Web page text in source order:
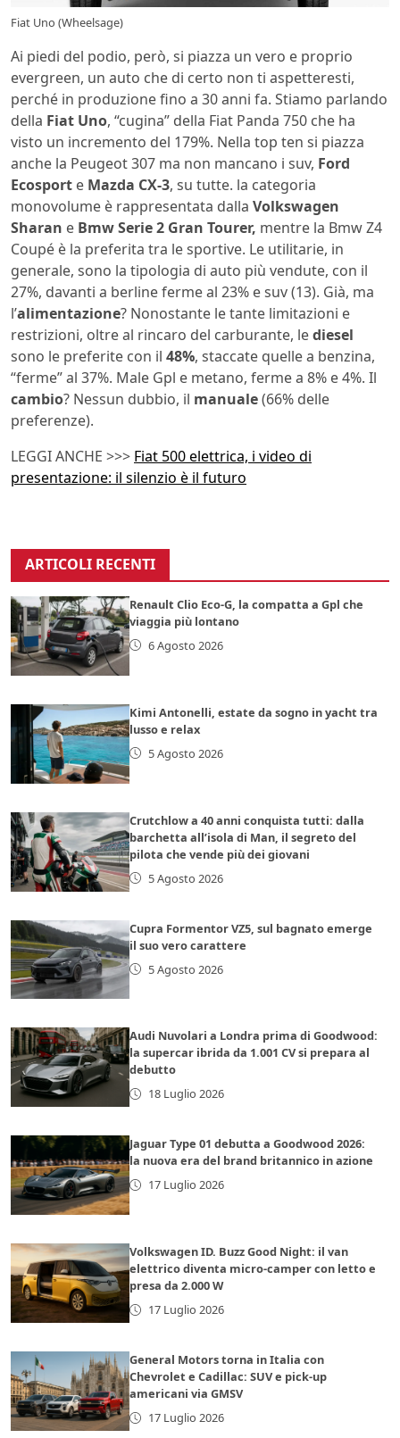
Fiat Uno (Wheelsage)
Ai piedi del podio, però, si piazza un vero e proprio
evergreen, un auto che di certo non ti aspetteresti,
perché in produzione fino a 30 anni fa. Stiamo parlando
della Fiat Uno, “cugina” della Fiat Panda 750 che ha
visto un incremento del 179%. Nella top ten si piazza
anche la Peugeot 307 ma non mancano i suv, Ford
Ecosport e Mazda CX-3, su tutte. la categoria
monovolume è rappresentata dalla Volkswagen
Sharan e Bmw Serie 2 Gran Tourer, mentre la Bmw Z4
Coupé è la preferita tra le sportive. Le utilitarie, in
generale, sono la tipologia di auto più vendute, con il
27%, davanti a berline ferme al 23% e suv (13). Già, ma
l’alimentazione? Nonostante le tante limitazioni e
restrizioni, oltre al rincaro del carburante, lediesel
sono le preferite con il 48%, staccate quelle a benzina,
“ferme” al 37%. Male Gpl e metano, ferme a 8% e 4%. Il
cambio? Nessun dubbio, il manuale(66% delle
preferenze).
LEGGI ANCHE >>> Fiat 500 elettrica, i video di
presentazione: il silenzio è il futuro
ARTICOLI RECENTI
Renault Clio Eco-G, la compatta a Gpl che
viaggia più lontano
6 Agosto 2026
Kimi Antonelli, estate da sogno in yacht tra
lusso e relax
5 Agosto 2026
Crutchlow a 40 anni conquista tutti: dalla
barchetta all’isola di Man, il segreto del
pilota che vende più dei giovani
5 Agosto 2026
Cupra Formentor VZ5, sul bagnato emerge
il suo vero carattere
5 Agosto 2026
Audi Nuvolari a Londra prima di Goodwood:
la supercar ibrida da 1.001 CV si prepara al
debutto
18 Luglio 2026
Jaguar Type 01 debutta a Goodwood 2026:
la nuova era del brand britannico in azione
17 Luglio 2026
Volkswagen ID. Buzz Good Night: il van
elettrico diventa micro-camper con letto e
presa da 2.000 W
17 Luglio 2026
General Motors torna in Italia con
Chevrolet e Cadillac: SUV e pick-up
americani via GMSV
17 Luglio 2026